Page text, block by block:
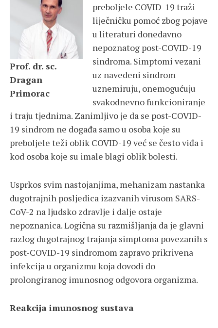
Prof. dr. sc.
Dragan
Primorac
preboljele COVID-19 traži
liječničku pomoć zbog pojave
u literaturi donedavno
nepoznatog post-COVID-19
sindroma. Simptomi vezani
uz navedeni sindrom
uznemiruju, onemogućuju
svakodnevno funkcioniranje
i traju tjednima. Zanimljivo je da se post-COVID-
19 sindrom ne događa samo u osoba koje su
preboljele teži oblik COVID-19 već se često viđa i
kod osoba koje su imale blagi oblik bolesti.
Usprkos svim nastojanjima, mehanizam nastanka
dugotrajnih posljedica izazvanih virusom SARS-
CoV-2 na ljudsko zdravlje i dalje ostaje
nepoznanica. Logična su razmišljanja da je glavni
razlog dugotrajnog trajanja simptoma povezanih s
post-COVID-19 sindromom zapravo prikrivena
infekcija u organizmu koja dovodi do
prolongiranog imunosnog odgovora organizma.
Reakcija imunosnog sustava